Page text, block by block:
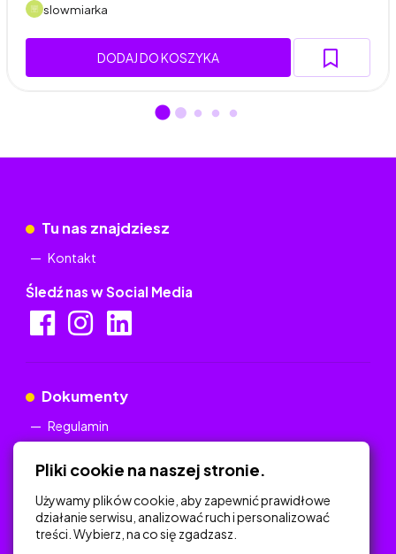
slowmiarka
DODAJ DO KOSZYKA
Tu nas znajdziesz
Kontakt
Śledź nas w Social Media
Dokumenty
Regulamin
Na skróty
Pliki cookie na naszej stronie.
Używamy plików cookie, aby zapewnić prawidłowe
działanie serwisu, analizować ruch i personalizować
treści. Wybierz, na co się zgadzasz.